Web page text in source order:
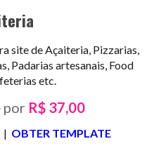
site deAçaiteria, Pizzarias,
Padarias artesanais, Food
etc.
por R$ 37,00
OBTER TEMPLATE